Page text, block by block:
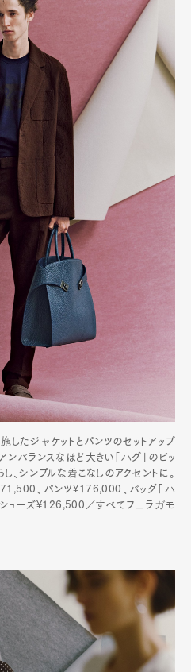
したジャケットとパンツのセットアップ
ンバランスなほど大きい「ハグ」のビッ
、シンプルな着こなしのアクセントに。
、パンツ¥176,000、バッグ「ハ
シューズ¥126,500／すべてフェラガモ